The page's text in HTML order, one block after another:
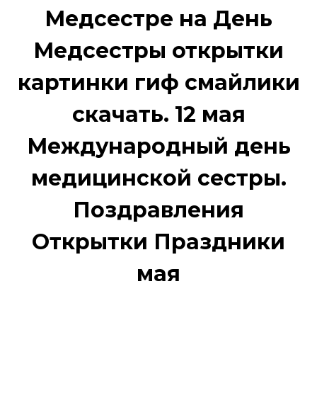
Медсестре на День
Медсестры открытки
картинки гиф смайлики
скачать. 12 мая
Международный день
медицинской сестры.
Поздравления
Открытки Праздники
мая